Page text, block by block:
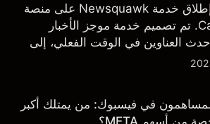
يسرنا أن نعلن عن إطلاق خدمة Newsquawk على منصة
وتطبيق Capital.com. تم تصميم خدمة موجز الأخبار
العناوين في الوقت الفعلي، إلى
وتقارير تحليلية متعمقة - وكل
في فيسبوك: من يمتلك أكبر